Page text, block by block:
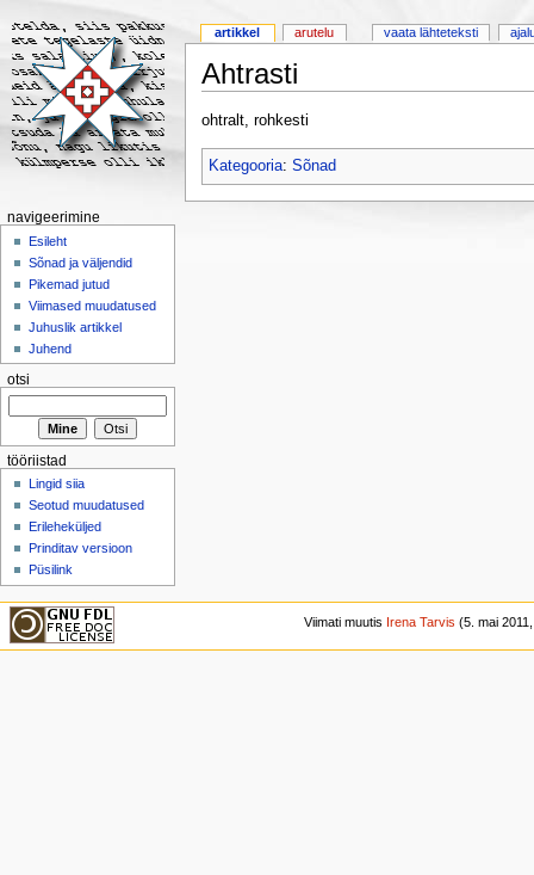
Ahtrasti
ohtralt, rohkesti
Kategooria: Sõnad
artikkel arutelu vaata lähteteksti
navigeerimine
Esileht
Sõnad ja väljendid
Pikemad jutud
Viimased muudatused
Juhuslik artikkel
Juhend
otsi
tööriistad
Lingid siia
Seotud muudatused
Erileheküljed
Prinditav versioon
Püsilink
Viimati muutis Irena Tarvis (5. mai